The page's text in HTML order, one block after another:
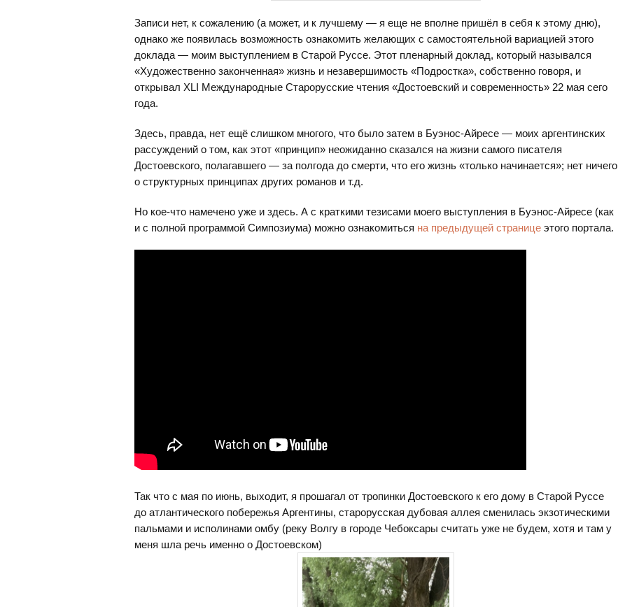
Записи нет, к сожалению (а может, и к лучшему — я еще не вполне пришёл в себя к этому дню),
однако же появилась возможность ознакомить желающих с самостоятельной вариацией этого
доклада — моим выступлением в Старой Руссе. Этот пленарный доклад, который назывался
«Художественно законченная» жизнь и незавершимость «Подростка», собственно говоря, и
открывал XLI Международные Старорусские чтения «Достоевский и современность» 22 мая сего
года.
Здесь, правда, нет ещё слишком многого, что было затем в Буэнос-Айресе — моих аргентинских
рассуждений о том, как этот «принцип» неожиданно сказался на жизни самого писателя
Достоевского, полагавшего — за полгода до смерти, что его жизнь «только начинается»; нет ничего
о структурных принципах других романов и т.д.
Но кое-что намечено уже и здесь. А с краткими тезисами моего выступления в Буэнос-Айресе (как
и с полной программой Симпозиума) можно ознакомиться на предыдущей странице этого портала.
Так что с мая по июнь, выходит, я прошагал от тропинки Достоевского к его дому в Старой Руссе
до атлантического побережья Аргентины, старорусская дубовая аллея сменилась экзотическими
пальмами и исполинами омбу (реку Волгу в городе Чебоксары считать уже не будем, хотя и там у
меня шла речь именно о Достоевском)